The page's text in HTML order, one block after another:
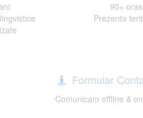
ani
90+
Prezenta
Formular
Comunicam offline &